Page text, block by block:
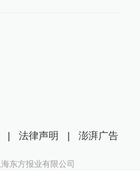
| 法律声明 | 澎湃广告
海东方报业有限公司